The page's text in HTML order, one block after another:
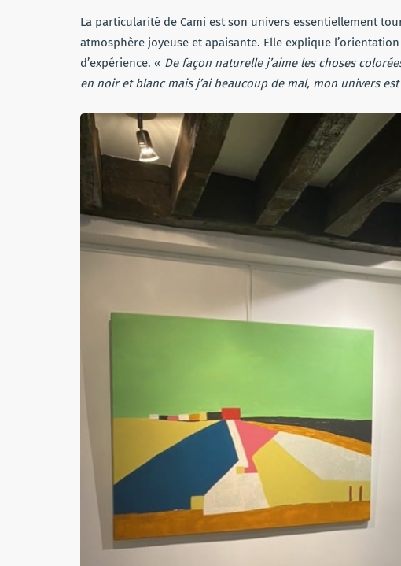
La particularité de Cami est son univers essentiellement
atmosphère joyeuse et apaisante. Elle explique
d’expérience. « De façon naturelle j’aime les choses
en noir et blanc mais j’ai beaucoup de mal, mon univers